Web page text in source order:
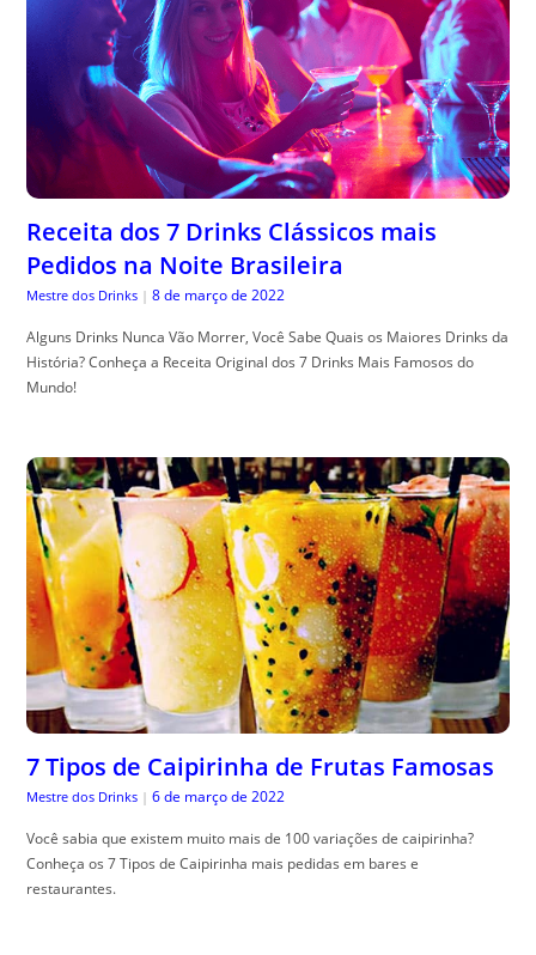
Receita dos 7 Drinks Clássicos mais
Pedidos na Noite Brasileira
Mestre dos Drinks | 8 de março de 2022
Alguns Drinks Nunca Vão Morrer, Você Sabe Quais os Maiores Drinks da
História? Conheça a Receita Original dos 7 Drinks Mais Famosos do
Mundo!
7 Tipos de Caipirinha de Frutas Famosas
Mestre dos Drinks | 6 de março de 2022
Você sabia que existem muito mais de 100 variações de caipirinha?
Conheça os 7 Tipos de Caipirinha mais pedidas em bares e
restaurantes.